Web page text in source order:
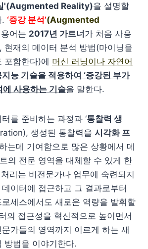
'(Augmented Reality)을 설명할
. ‘증강 분석’(Augmented
어는 2017년 가트너가 처음 사용
현재의 데이터 분석 방법(마이닝을
포함한다)에 머신 러닝이나 자연어
지능 기술을 적용하여 ‘증강된 부가
에 사용하는 기술을 말한다.
를 준비하는 과정과 ‘통찰력 생
생성된 통찰력을 시각화 프
는데 기여함으로 많은 상황에서 데
의 전문 영역을 대체할 수 있게 한
리는 비전문가나 업무에 숙련되지
이터에 접근하고 그 결과로부터
세스에서도 새로운 역량을 발휘할
의 접근성을 혁신적으로 높이면서
가들의 영역까지 이르게 하는 새
방법을 이야기한다.